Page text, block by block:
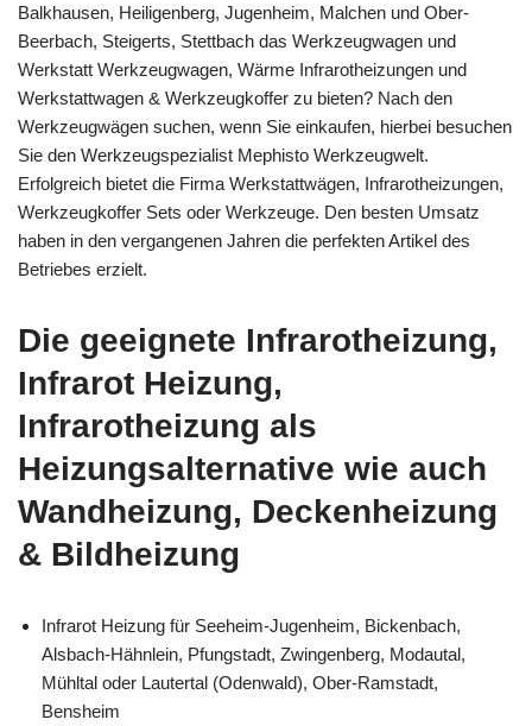
Balkhausen, Heiligenberg, Jugenheim, Malchen und Ober-
Beerbach, Steigerts, Stettbach das Werkzeugwagen und
Werkstatt Werkzeugwagen, Wärme Infrarotheizungen und
Werkstattwagen & Werkzeugkoffer zu bieten? Nach den
Werkzeugwägen suchen, wenn Sie einkaufen, hierbei besuchen
Sie den Werkzeugspezialist Mephisto Werkzeugwelt.
Erfolgreich bietet die Firma Werkstattwägen, Infrarotheizungen,
Werkzeugkoffer Sets oder Werkzeuge. Den besten Umsatz
haben in den vergangenen Jahren die perfekten Artikel des
Betriebes erzielt.
Die geeignete Infrarotheizung,
Infrarot Heizung,
Infrarotheizung als
Heizungsalternative wie auch
Wandheizung, Deckenheizung
& Bildheizung
Infrarot Heizung für Seeheim-Jugenheim, Bickenbach,
Alsbach-Hähnlein, Pfungstadt, Zwingenberg, Modautal,
Mühltal oder Lautertal (Odenwald), Ober-Ramstadt,
Bensheim